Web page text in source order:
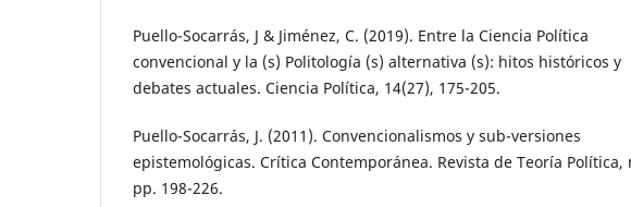
Puello-Socarrás, J & Jiménez, C. (2019). Entre la Ciencia Política
convencional y la (s) Politología (s) alternativa (s): hitos históricos y
debates actuales. Ciencia Política, 14(27), 175-205.
Puello-Socarrás, J. (2011). Convencionalismos y sub-versiones
epistemológicas. Crítica Contemporánea. Revista de Teoría Política,
pp. 198-226.